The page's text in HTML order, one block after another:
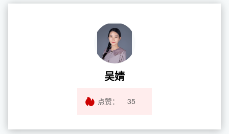
吴婧
点赞： 35